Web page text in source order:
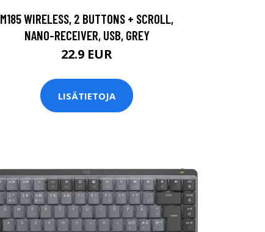
M185 WIRELESS, 2 BUTTONS + SCROLL,
NANO-RECEIVER, USB, GREY
22.9 EUR
LISÄTIETOJA